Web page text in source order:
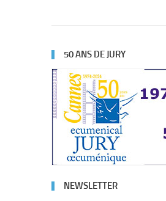
50 ANS DE JURY
NEWSLETTER